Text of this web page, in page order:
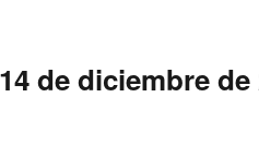
de diciembre de